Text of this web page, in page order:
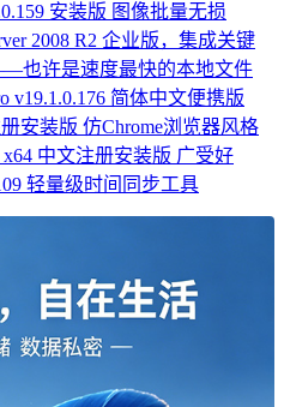
安装版 图像批量无损
2008 R2 企业版，集成关键
也许是速度最快的本地文件
v19.1.0.176 简体中文便携版
安装版 仿Chrome浏览器风格
x64 中文注册安装版 广受好
轻量级时间同步工具